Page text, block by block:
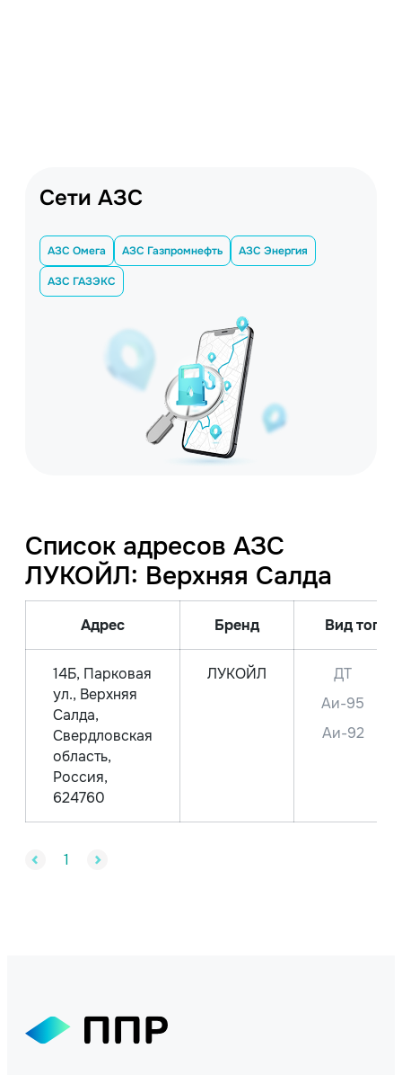
Сети АЗС
АЗС Омега АЗС Газпромнефть АЗС Энергия
АЗС ГАЗЭКС
Список адресов АЗС
ЛУКОЙЛ: Верхняя Салда
Адрес Бренд Вид
14Б, Парковая
ул., Верхняя
Салда,
Свердловская
область,
Россия,
624760
ЛУКОЙЛ
ДТ
Аи-95
Аи-92
1